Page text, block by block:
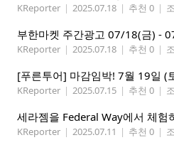
KReporter | 2025.07.18 | 추천 0 |
부한마켓 주간광고 07/18(금) -
KReporter | 2025.07.18 | 추천 0 |
KReporter | 2025.07.15 | 추천 0 |
세라젬을 Federal Way에서 체험
KReporter | 2025.07.11 | 추천 0 |